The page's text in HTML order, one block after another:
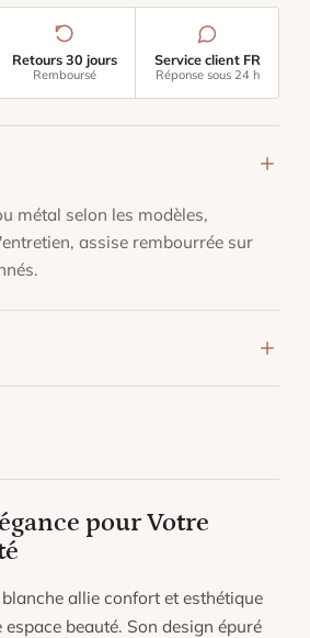
Retours 30 jours
Remboursé
Service client FR
Réponse sous 24 h
métal selon les modèles,
assise rembourrée sur
pour Votre
allie confort et esthétique
beauté. Son design épuré